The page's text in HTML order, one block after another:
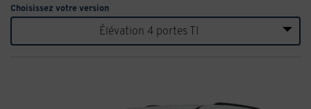
Choisissez votre version
Élévation 4 portes TI